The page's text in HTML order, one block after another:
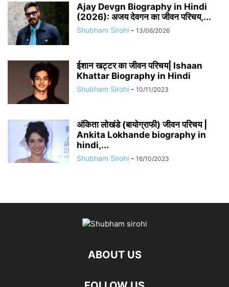
Ajay Devgn Biography in Hindi
(2026): अजय देवगन का जीवन परिचय,...
Shubham Sirohi - 13/06/2026
​​ईशान खट्टर का जीवन परिचय| Ishaan
Khattar Biography in Hindi
Shubham Sirohi - 10/11/2023
अंकिता लोखंडे (बायोग्राफी) जीवन परिचय |
Ankita Lokhande biography in
hindi,...
Shubham Sirohi - 16/10/2023
ABOUT US